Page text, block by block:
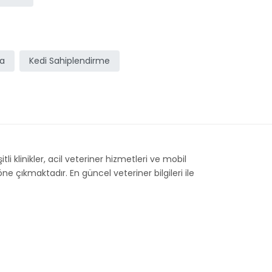
Kedi Sahiplendirme
klinikler, acil veteriner hizmetleri ve mobil
çıkmaktadır. En güncel veteriner bilgileri ile